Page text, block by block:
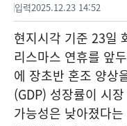
입력2025.12.23 14:52
현지시각 기준 23일
리스마스 연휴를 앞
에 장초반 혼조 양상
(GDP) 성장률이 시
가능성은 낮아졌다